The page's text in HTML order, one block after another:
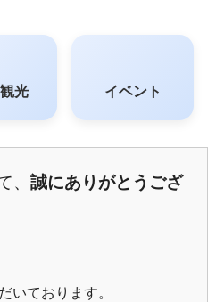
観光 イベント
、誠にありがとうござ
いております。